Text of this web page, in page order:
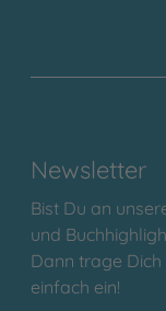
Newsletter
Bist Du an
und
Dann trage
einfach ein!